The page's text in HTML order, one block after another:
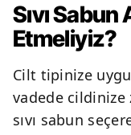
Sıvı
Etmeliyiz?
Cilt tipinize
vadede cildinize
sıvı sabun